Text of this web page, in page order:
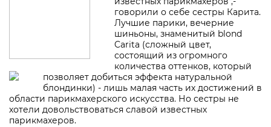
говорили о себе сестры Карита.
Лучшие парики, вечерние
шиньоны, знаменитый blond
Carita (сложный цвет,
состоящий из огромного
количества оттенков, который
позволяет добиться эффекта натуральной
блондинки) - лишь малая часть их достижений в
области парикмахерского искусства. Но сестры не
хотели довольствоваться славой известных
парикмахеров.